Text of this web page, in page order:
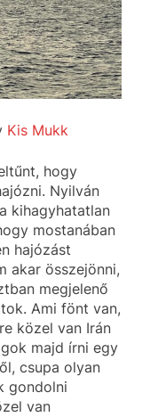
Kis Mukk
hogy
Nyilván
kihagyhatatlan
mostanában
hajózást
akar összejönni,
megjelenő
Ami fönt van,
közel van Irán
majd írni egy
csupa olyan
gondolni
van